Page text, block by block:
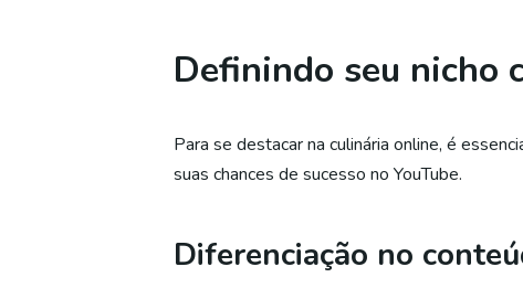
Definindo seu nicho
Para se destacar na culinária online, é
suas chances de sucesso no YouTube.
Diferenciação no